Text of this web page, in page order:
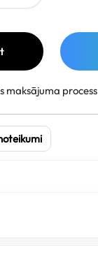
maksājuma process